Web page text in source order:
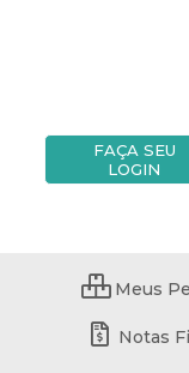
FAÇA SEU
LOGIN
Meus
Notas